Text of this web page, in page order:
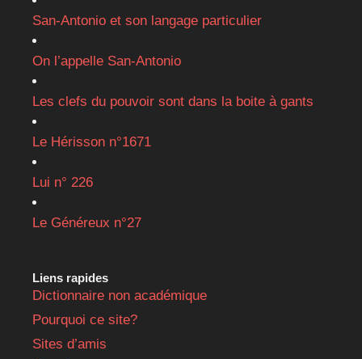
San-Antonio et son langage particulier
On l’appelle San-Antonio
Les clefs du pouvoir sont dans la boite à gants
Le Hérisson n°1671
Lui n° 226
Le Généreux n°27
Liens rapides
Dictionnaire non académique
Pourquoi ce site?
Sites d’amis